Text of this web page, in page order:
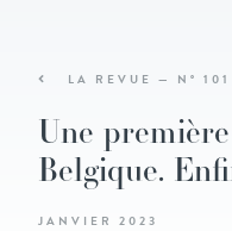
LA REVUE — N° 101
Une
Belgique.
JANVIER 2023